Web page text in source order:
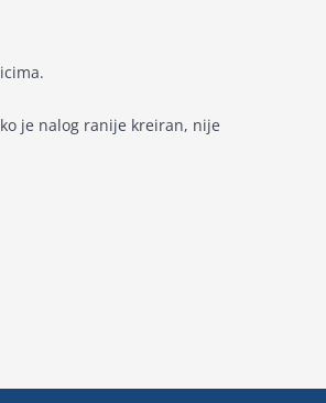
je nalog ranije kreiran, nije